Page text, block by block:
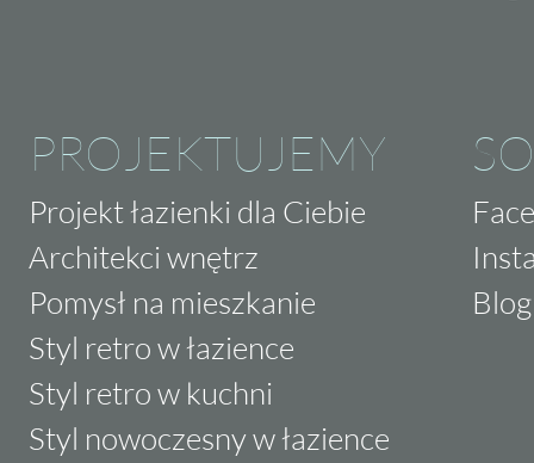
PROJEKTUJEMY
Projekt łazienki dla Ciebie
Architekci wnętrz
Pomysł na mieszkanie
Styl retro w łazience
Styl retro w kuchni
Styl nowoczesny w łazience
Blog